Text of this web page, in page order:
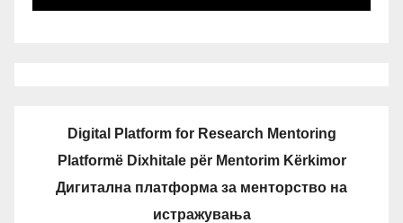
Digital Platform for Research Mentoring
Platformë Dixhitale për Mentorim Kërkimor
Дигитална платформа за менторство на
истражувања